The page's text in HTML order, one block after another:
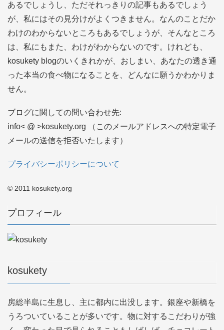
あるでしょうし、ただそれっきりの記事もあるでしょう
が、私にはその見分けがよくつきません。なんのことだか
わけのわからないところもあるでしょうが、そんなところ
は、私にもまた、わけがわからないのです。けれども、
kosukety blogのいくきれかが、おしまい、あなたの透き通
った本当の食べ物になることを、どんなに願うかわかりま
せん。
ブログに関しての問い合わせ先:
info< @ >kosukety.org （このメールアドレスへの特定電子
メールの送信を拒否いたします）
プライバシーポリシーについて
© 2011 kosukety.org
プロフィール
kosukety
房総半島に生息し、主に都内に出没します。銀座や新橋を
うろついていることが多いです。物に対するこだわりが強